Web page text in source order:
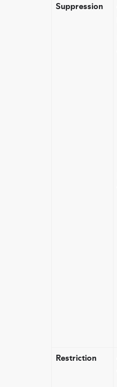
Suppression
Restriction